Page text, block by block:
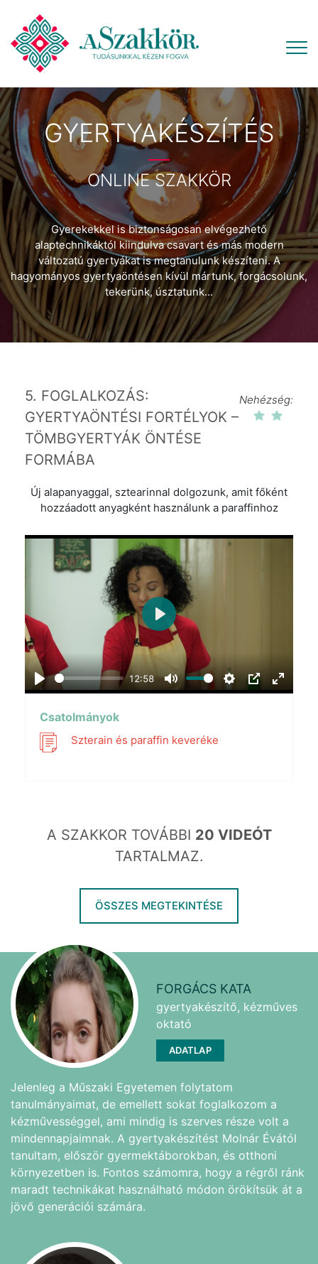
GYERTYAKÉSZÍTÉS
ONLINE SZAKKÖR
Gyerekekkel is biztonságosan elvégezhető
alaptechnikáktól kiindulva csavart és más modern
változatú gyertyákat is megtanulunk készíteni. A
hagyományos gyertyaöntésen kívül mártunk, forgácsolunk,
tekerünk, úsztatunk...
5. FOGLALKOZÁS:
GYERTYAÖNTÉSI FORTÉLYOK –
TÖMBGYERTYÁK ÖNTÉSE
FORMÁBA
Nehézség:
Új alapanyaggal, sztearinnal dolgozunk, amit főként
hozzáadott anyagként használunk a paraffinhoz
Play
12:58
Mute Settings
PIP Enter
Play
Csatolmányok
Szterain és paraffin keveréke
A SZAKKOR TOVÁBBI 20 VIDEÓT
TARTALMAZ.
ÖSSZES MEGTEKINTÉSE
FORGÁCS KATA
gyertyakészítő, kézműves
oktató
ADATLAP
Jelenleg a Műszaki Egyetemen folytatom
tanulmányaimat, de emellett sokat foglalkozom a
kézművességgel, ami mindig is szerves része volt a
mindennapjaimnak. A gyertyakészítést Molnár Évától
tanultam, először gyermektáborokban, és otthoni
környezetben is. Fontos számomra, hogy a régről ránk
maradt technikákat használható módon örökítsük át a
jövő generációi számára.